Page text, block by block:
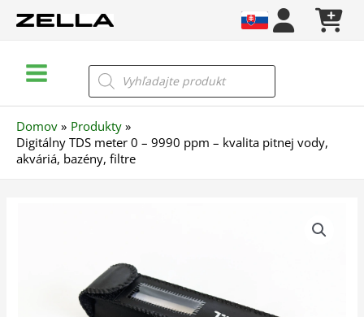
Menu
Products
search
Domov
Produkty
Digitálny TDS meter 0 – 9990 ppm – kvalita pitnej vody,
akváriá, bazény, filtre